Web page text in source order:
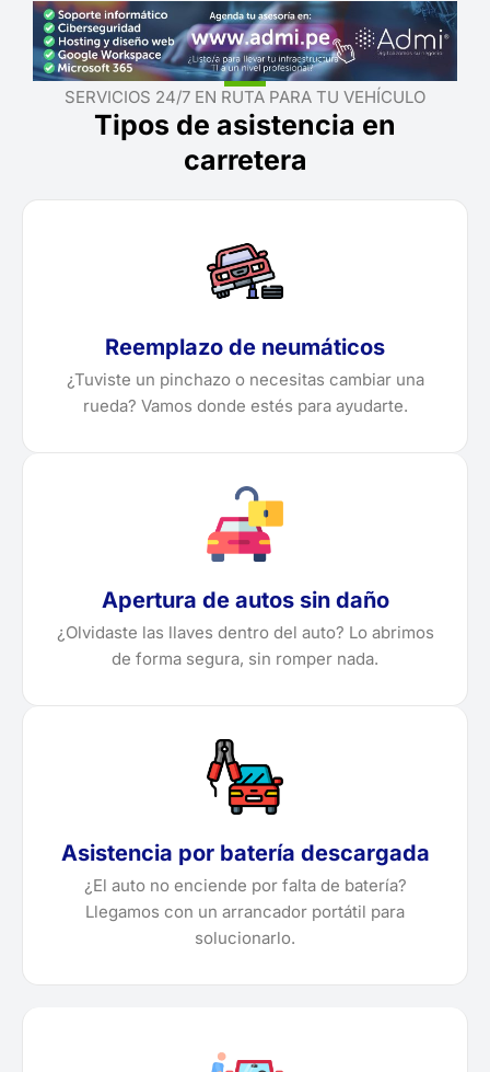
SERVICIOS 24/7 EN RUTA PARA TU VEHÍCULO
Tipos de asistencia en
carretera
Reemplazo de neumáticos
¿Tuviste un pinchazo o necesitas cambiar una
rueda? Vamos donde estés para ayudarte.
Apertura de autos sin daño
¿Olvidaste las llaves dentro del auto? Lo abrimos
de forma segura, sin romper nada.
Asistencia por batería descargada
¿El auto no enciende por falta de batería?
Llegamos con un arrancador portátil para
solucionarlo.